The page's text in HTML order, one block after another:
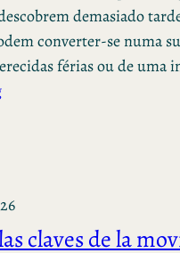
demasiado
converter-se numa
férias ou de uma
claves de la